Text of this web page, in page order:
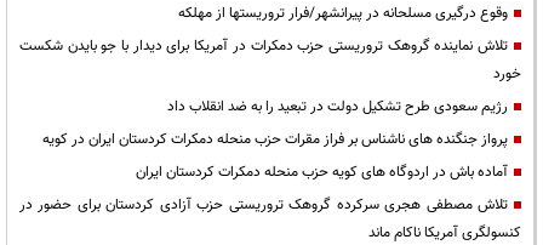
وقوع درگیری مسلحانه در پیرانشهر/فرار تروریستها از مهلکه
تلاش نماینده گروهک تروریستی حزب دمکرات در آمریکا برای دیدار با جو بایدن شکست
خورد
رژیم سعودی طرح تشکیل دولت در تبعید را به ضد انقلاب داد
پرواز جنگنده های ناشناس بر فراز مقرات حزب منحله دمکرات کردستان ایران در کویه
آماده باش در اردوگاه های کویه حزب منحله دمکرات کردستان ایران
تلاش مصطفی هجری سرکرده گروهک تروریستی حزب آزادی کردستان برای حضور در
کنسولگری آمریکا ناکام ماند